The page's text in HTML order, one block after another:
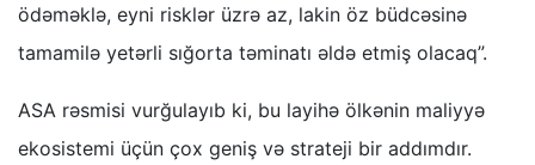
ödəməklə, eyni risklər üzrə az, lakin öz büdcəsinə
tamamilə yetərli sığorta təminatı əldə etmiş olacaq”.
ASA rəsmisi vurğulayıb ki, bu layihə ölkənin maliyyə
ekosistemi üçün çox geniş və strateji bir addımdır.